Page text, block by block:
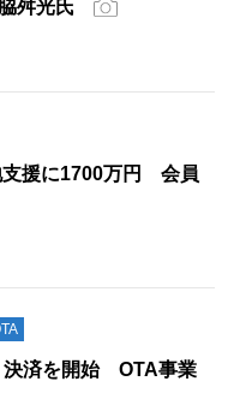
舛光氏
支援に1700万円 会員
決済を開始 OTA事業